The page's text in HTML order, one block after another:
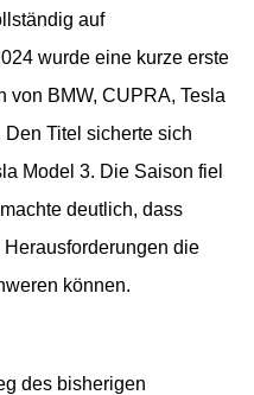
auf
wurde eine kurze erste
von BMW, CUPRA, Tesla
Titel sicherte sich
Model 3. Die Saison fiel
deutlich, dass
die
können.
des bisherigen